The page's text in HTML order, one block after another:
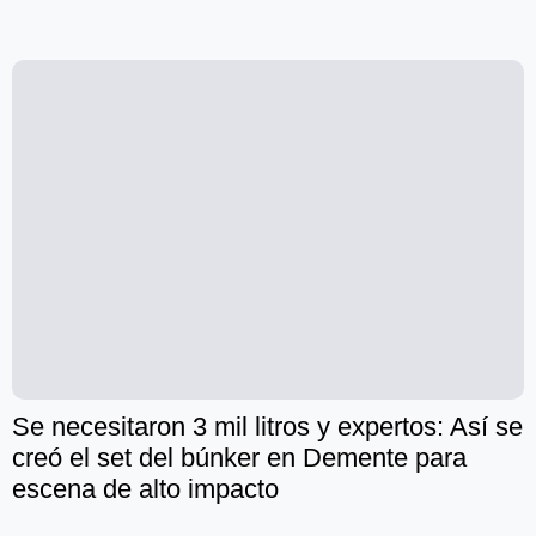
Se necesitaron 3 mil litros y expertos: Así se
creó el set del búnker en Demente para
escena de alto impacto